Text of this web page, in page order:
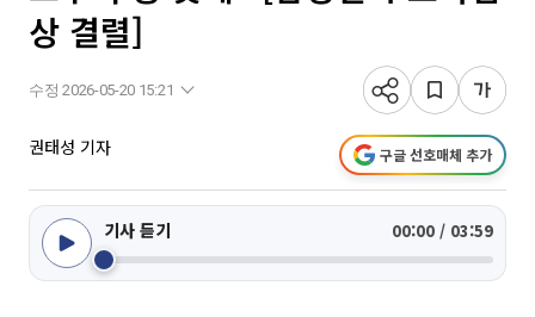
상 결렬]
수정 2026-05-20 15:21
권태성 기자 구글 선호매체 추가
기사 듣기 00:00 / 03:59